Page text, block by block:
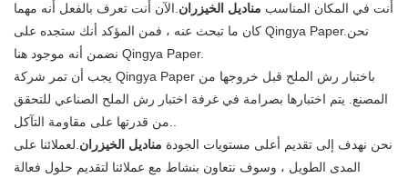
أنت في المكان المناسب مناديل الخيزران.الآن أنت تعرف بالفعل أنه مهما
كان ما تبحث عنه ، فمن المؤكد أنك ستجده على Qingya Paper.نحن
نضمن أنه موجود هنا Qingya Paper.
يجب أن تمر شركة Qingya Paper باختبار رش الملح قبل خروجها من
المصنع. يتم اختبارها بصرامة في غرفة اختبار رش الملح الصناعي للتحقق
من قدرتها على مقاومة التآكل..
نحن نهدف إلى تقديم أعلى مستويات الجودة مناديل الخيزران.لعملائنا على
المدى الطويل ، وسوف نتعاون بنشاط مع عملائنا لتقديم حلول فعالة